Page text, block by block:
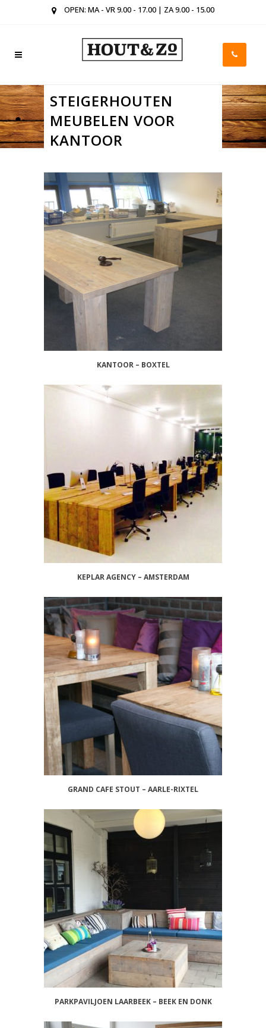
OPEN: MA - VR 9.00 - 17.00 | ZA 9.00 - 15.00
STEIGERHOUTEN
MEUBELEN VOOR
KANTOOR
KANTOOR – BOXTEL
KEPLAR AGENCY – AMSTERDAM
GRAND CAFE STOUT – AARLE-RIXTEL
PARKPAVILJOEN LAARBEEK – BEEK EN DONK